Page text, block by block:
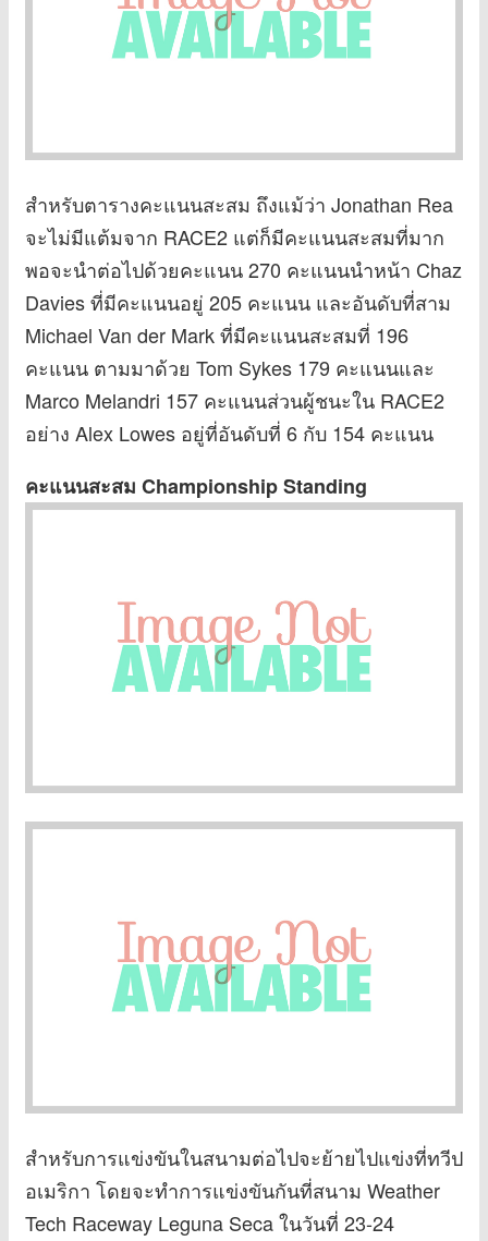
สำหรับตารางคะแนนสะสม ถึงแม้ว่า Jonathan Rea
จะไม่มีแต้มจาก RACE2 แต่ก็มีคะแนนสะสมที่มาก
พอจะนำต่อไปด้วยคะแนน 270 คะแนนนำหน้า Chaz
Davies ที่มีคะแนนอยู่ 205 คะแนน และอันดับที่สาม
Michael Van der Mark ที่มีคะแนนสะสมที่ 196
คะแนน ตามมาด้วย Tom Sykes 179 คะแนนและ
Marco Melandri 157 คะแนนส่วนผู้ชนะใน RACE2
อย่าง Alex Lowes อยู่ที่อันดับที่ 6 กับ 154 คะแนน
คะแนนสะสม Championship Standing
สำหรับการแข่งขันในสนามต่อไปจะย้ายไปแข่งที่ทวีป
อเมริกา โดยจะทำการแข่งขันกันที่สนาม Weather
Tech Raceway Leguna Seca ในวันที่ 23-24